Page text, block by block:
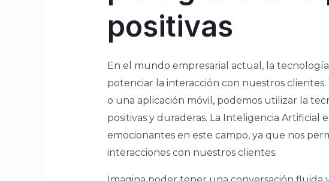
positivas
En el mundo empresarial actual, la
potenciar la interacción con nuestros clientes.
o una aplicación móvil, podemos utilizar la
positivas y duraderas. La Inteligencia Artificial
emocionantes en este campo, ya que nos
interacciones con nuestros clientes.